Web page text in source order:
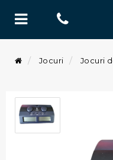
Jocuri Jocuri